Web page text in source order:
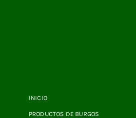
INICIO
PRODUCTOS DE BURGOS